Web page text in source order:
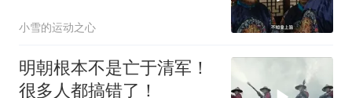
小雪的运动之心
明朝根本不是亡于清军！
很多人都搞错了！